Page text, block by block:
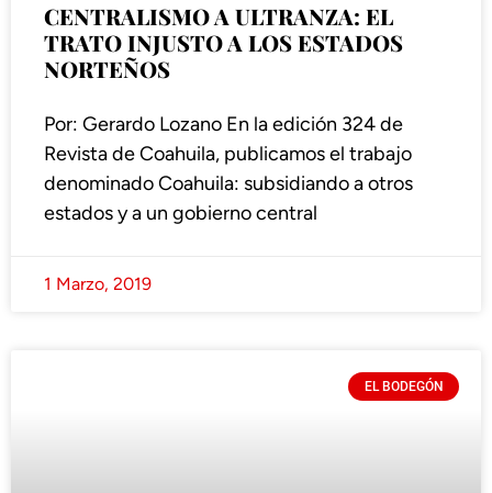
CENTRALISMO A ULTRANZA: EL
TRATO INJUSTO A LOS ESTADOS
NORTEÑOS
Por: Gerardo Lozano En la edición 324 de
Revista de Coahuila, publicamos el trabajo
denominado Coahuila: subsidiando a otros
estados y a un gobierno central
1 Marzo, 2019
EL BODEGÓN